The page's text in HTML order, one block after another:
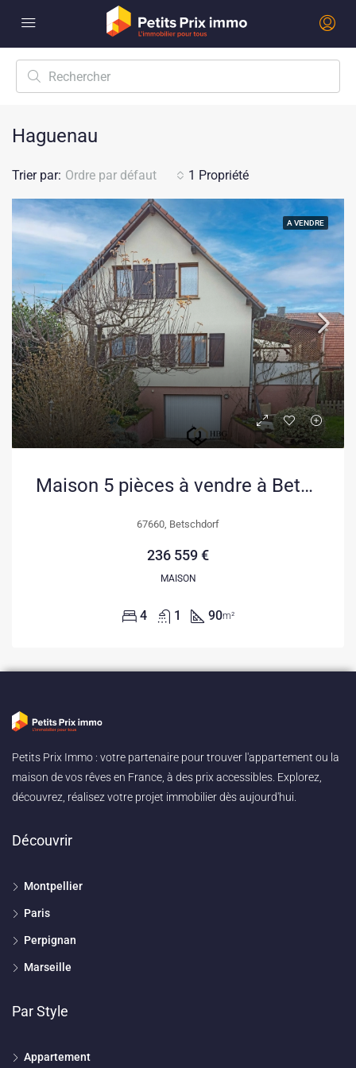
Haguenau
1 Propriété
Trier par: Ordre par défaut
A VENDRE
Maison 5 pièces à vendre à Betschdorf, idéale pour famille, avec terrasse et garage
67660, Betschdorf
236 559 €
MAISON
4 1 90m²
Petits Prix Immo : votre partenaire pour trouver l'appartement ou la
maison de vos rêves en France, à des prix accessibles. Explorez,
découvrez, réalisez votre projet immobilier dès aujourd'hui.
Découvrir
Montpellier
Paris
Perpignan
Marseille
Par Style
Appartement